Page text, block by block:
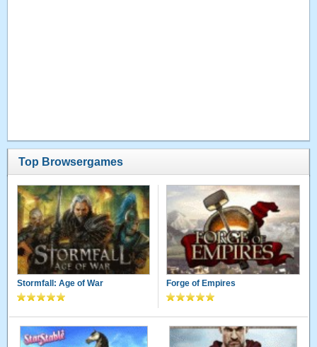
Top Browsergames
Stormfall: Age of War Forge of Empires